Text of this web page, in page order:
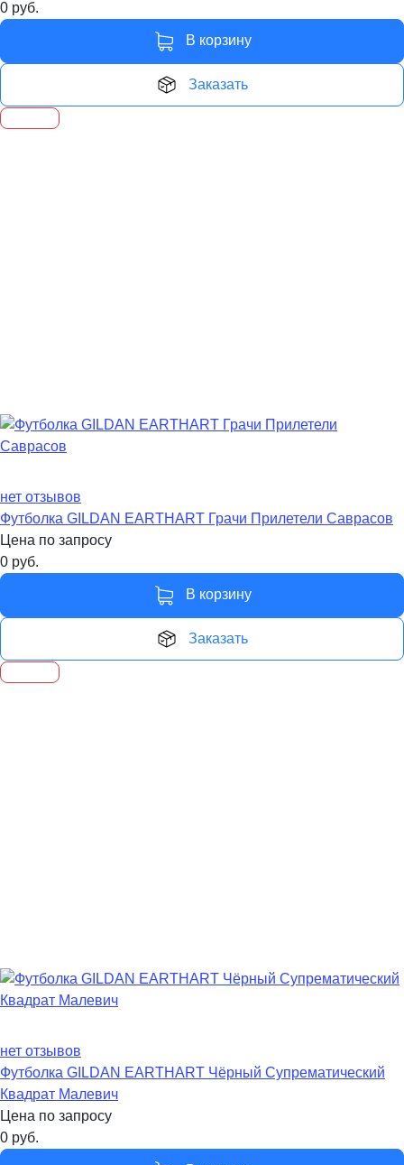
0 руб.
В корзину
Заказать
нет отзывов
Футболка GILDAN EARTHART Грачи Прилетели Саврасов
Цена по запросу
0 руб.
В корзину
Заказать
нет отзывов
Футболка GILDAN EARTHART Чёрный Супрематический
Квадрат Малевич
Цена по запросу
0 руб.